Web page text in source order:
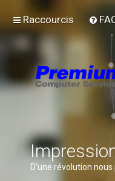
Raccourcis
D’une révolution